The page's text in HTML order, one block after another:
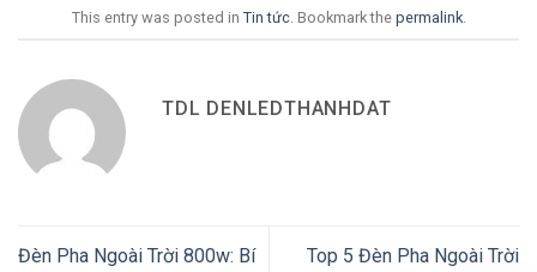
This entry was posted in Tin tức. Bookmark the permalink.
TDL DENLEDTHANHDAT
Đèn Pha Ngoài Trời 800w: Bí
Top 5 Đèn Pha Ngoài Trời